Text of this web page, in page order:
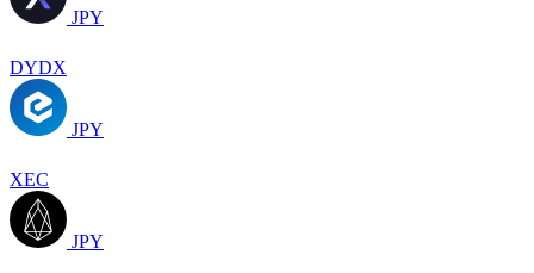
JPY
DYDX
JPY
XEC
JPY